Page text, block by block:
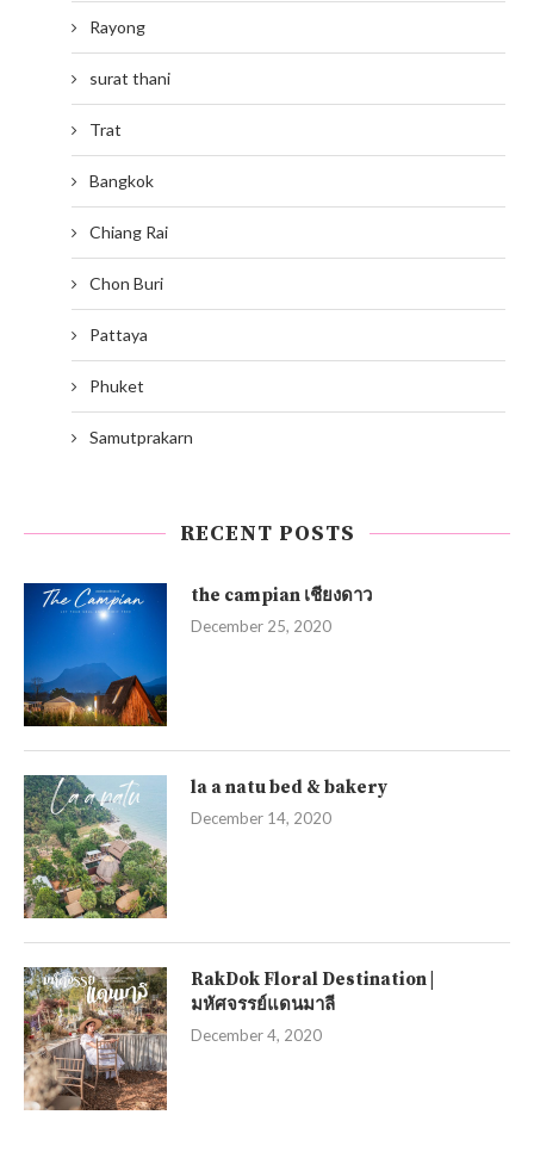
Rayong
surat thani
Trat
Bangkok
Chiang Rai
Chon Buri
Pattaya
Phuket
Samutprakarn
RECENT POSTS
the campian เชียงดาว
December 25, 2020
la a natu bed & bakery
December 14, 2020
RakDok Floral Destination |
มหัศจรรย์แดนมาลี
December 4, 2020